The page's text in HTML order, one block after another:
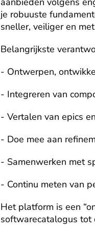
je robuuste
sneller, veiliger en
Belangrijkste
- Ontwerpen,
- Integreren van
- Vertalen van epics
- Doe mee aan
- Samenwerken met
- Continu meten van
Het platform is een
softwarecatalogus tot